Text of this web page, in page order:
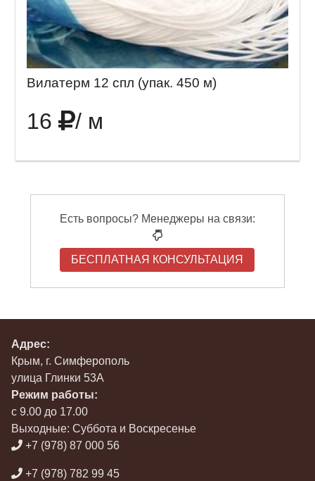
Вилатерм 12 спл (упак. 450 м)
16 / м
Есть вопросы? Менеджеры на связи:
БЕСПЛАТНАЯ КОНСУЛЬТАЦИЯ
Адрес:
Крым, г. Симферополь
улица Глинки 53А
Режим работы:
с 9.00 до 17.00
Выходные: Суббота и Воскресенье
+7 (978) 87 000 56
+7 (978) 782 99 45